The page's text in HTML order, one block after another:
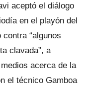
aceptó el diálogo
en el playón del
“algunos
clavada”, a
acerca de la
el técnico Gamboa